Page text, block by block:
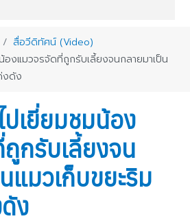
สื่อวีดิทัศน์ (Video)
งแมวจรจัดที่ถูกรับเลี้ยงจนกลายมาเป็น
งดัง
เยี่ยมชมน้อง
กรับเลี้ยงจน
แมวเก็บขยะริม
ง